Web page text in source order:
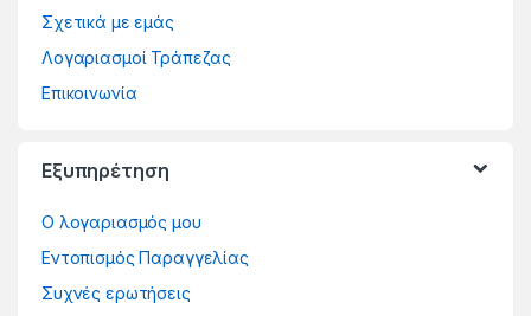
Σχετικά με εμάς
Λογαριασμοί Τράπεζας
Επικοινωνία
Εξυπηρέτηση
Ο λογαριασμός μου
Εντοπισμός Παραγγελίας
Συχνές ερωτήσεις